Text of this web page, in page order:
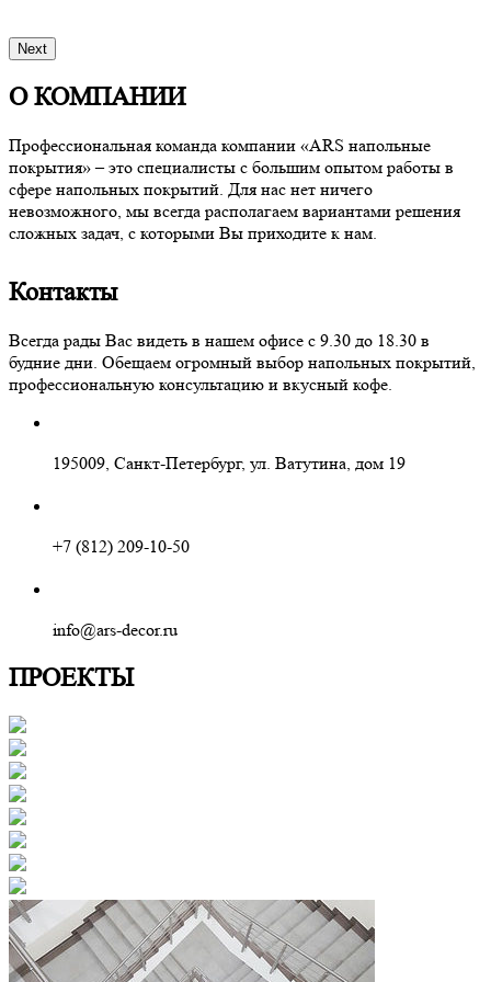
Next
О КОМПАНИИ
Профессиональная команда компании «ARS напольные
покрытия» – это специалисты с большим опытом работы в
сфере напольных покрытий. Для нас нет ничего
невозможного, мы всегда располагаем вариантами решения
сложных задач, с которыми Вы приходите к нам.
Контакты
Всегда рады Вас видеть в нашем офисе с 9.30 до 18.30 в
будние дни. Обещаем огромный выбор напольных покрытий,
профессиональную консультацию и вкусный кофе.
195009, Санкт-Петербург, ул. Ватутина, дом 19
+7 (812) 209-10-50
info@ars-decor.ru
ПРОЕКТЫ